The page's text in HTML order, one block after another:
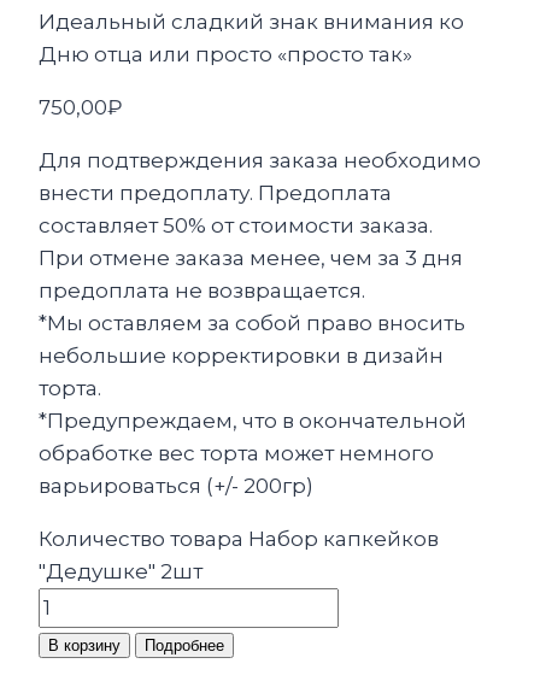
Идеальный сладкий знак внимания ко
Дню отца или просто «просто так»
750,00₽
Для подтверждения заказа необходимо
внести предоплату. Предоплата
составляет 50% от стоимости заказа.
При отмене заказа менее, чем за 3 дня
предоплата не возвращается.
*Мы оставляем за собой право вносить
небольшие корректировки в дизайн
торта.
*Предупреждаем, что в окончательной
обработке вес торта может немного
варьироваться (+/- 200гр)
Количество товара Набор капкейков
"Дедушке" 2шт
В корзину Подробнее